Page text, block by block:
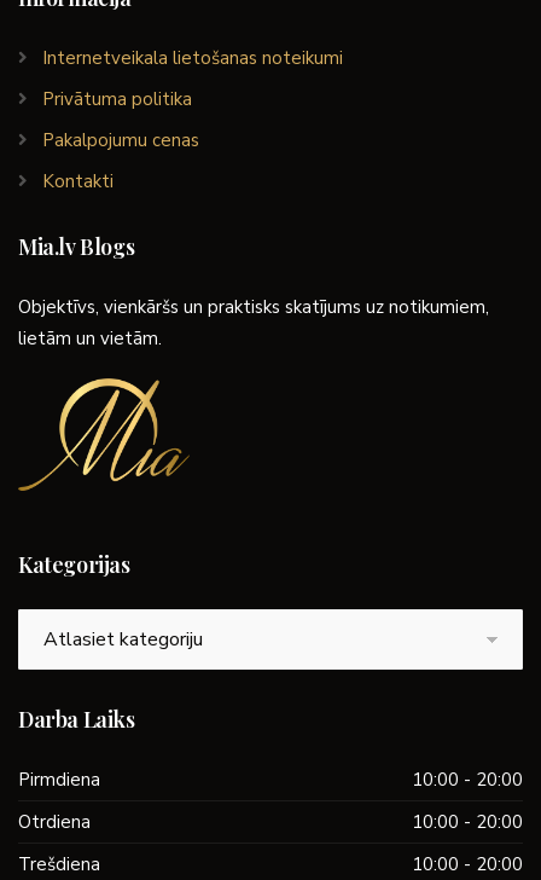
Internetveikala lietošanas noteikumi
Privātuma politika
Pakalpojumu cenas
Kontakti
Mia.lv Blogs
Objektīvs, vienkāršs un praktisks skatījums uz notikumiem,
lietām un vietām.
Kategorijas
Darba Laiks
Pirmdiena
10:00 - 20:00
Otrdiena
10:00 - 20:00
Trešdiena
10:00 - 20:00